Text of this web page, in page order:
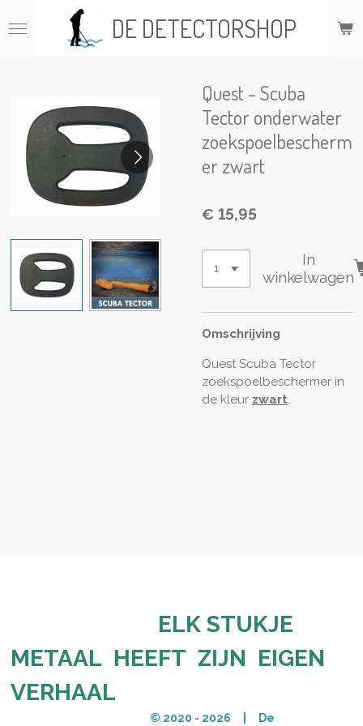
direct
DE DETECTORSHOP
Quest - Scuba
Tector onderwater
zoekspoelbescherm
er zwart
€ 15,95
In
winkelwagen
Omschrijving
Quest Scuba Tector
zoekspoelbeschermer in
de kleur zwart.
ELK STUKJE
METAAL HEEFT ZIJN EIGEN
VERHAAL
© 2020 - 2026 | De